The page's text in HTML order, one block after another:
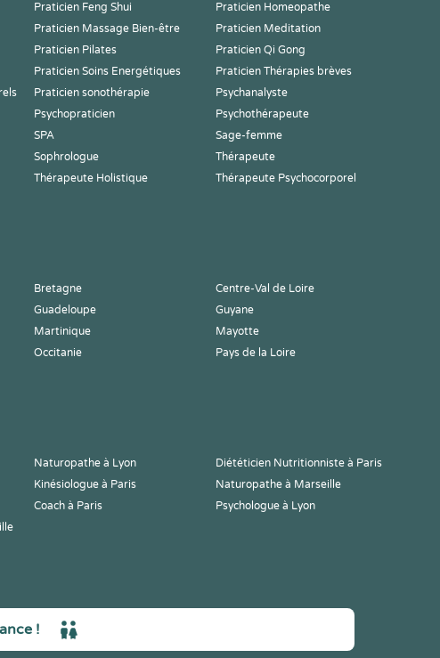
Praticien Feng Shui
Praticien Homeopathe
Praticien Massage Bien-être
Praticien Meditation
Praticien Pilates
Praticien Qi Gong
Praticien Soins Energétiques
Praticien Thérapies brèves
Praticien sonothérapie
Psychanalyste
Psychopraticien
Psychothérapeute
SPA
Sage-femme
Sophrologue
Thérapeute
Thérapeute Holistique
Thérapeute Psychocorporel
Bretagne
Centre-Val de Loire
Guadeloupe
Guyane
Martinique
Mayotte
Occitanie
Pays de la Loire
Naturopathe à Lyon
Diététicien Nutritionniste à Paris
Kinésiologue à Paris
Naturopathe à Marseille
Coach à Paris
Psychologue à Lyon
!